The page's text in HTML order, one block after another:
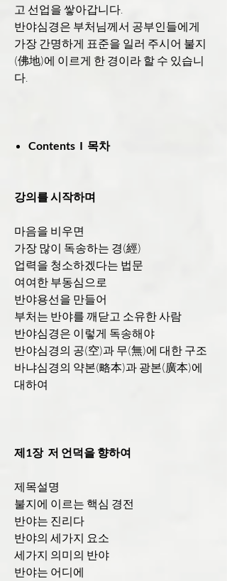
고 선업을 쌓아갑니다.
반야심경은 부처님께서 공부인들에게
가장 간명하게 표준을 일러 주시어 불지
(佛地)에 이르게 한 경이라 할 수 있습니
다.
Contents I 목차
강의를 시작하며
마음을 비우면
가장 많이 독송하는 경(經)
업력을 청소하겠다는 법문
여여한 부동심으로
반야용선을 만들어
부처는 반야를 깨닫고 소유한 사람
반야심경은 이렇게 독송해야
반야심경의 공(空)과 무(無)에 대한 구조
바냐심경의 약본(略本)과 광본(廣本)에
대하여
제1장 저 언덕을 향하여
제목설명
불지에 이르는 핵심 경전
반야는 진리다
반야의 세가지 요소
세가지 의미의 반야
반야는 어디에